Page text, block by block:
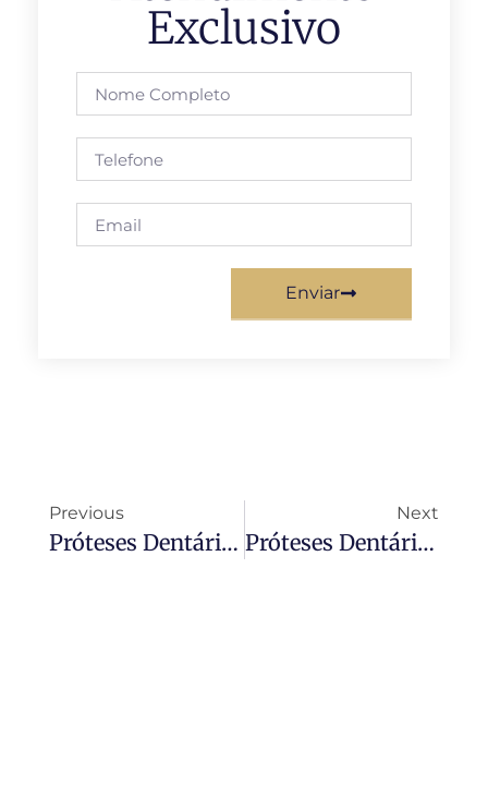
Exclusivo
Enviar
Previous
Próteses Dentárias Perto Da Vila Mariana
Next
Próteses Dentárias Perto Do Itaim Bibi